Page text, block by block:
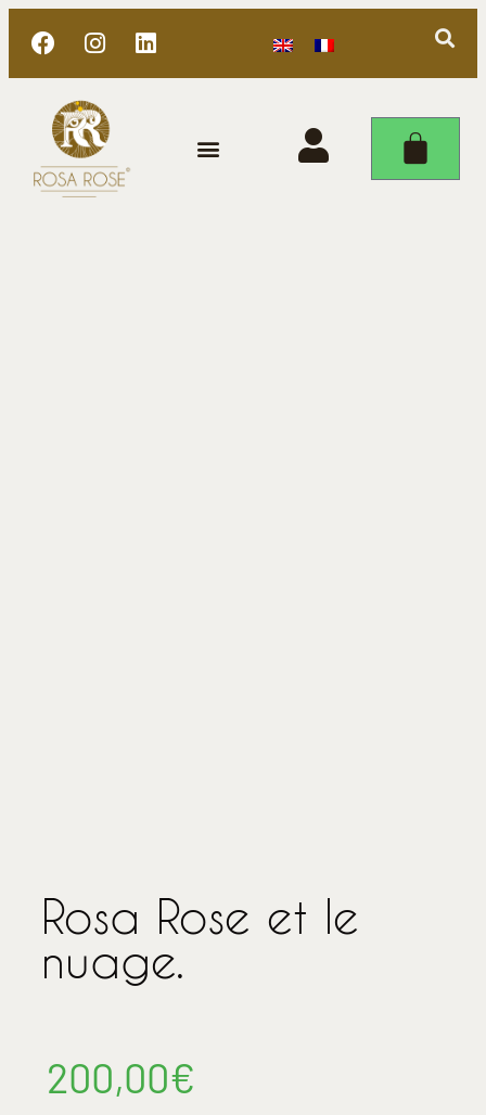
Rosa Rose et le
nuage.
200,00€